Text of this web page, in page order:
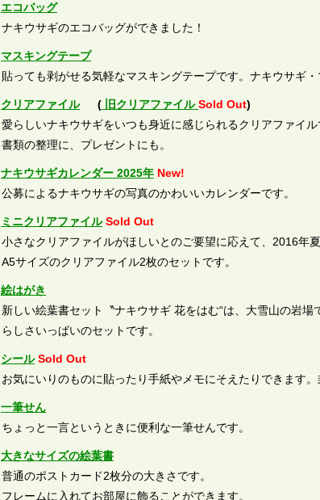
エコバッグ
ナキウサギのエコバッグができました！
マスキングテープ
貼っても剥がせる気軽なマスキングテープです。ナキウサギ・
クリアファイル( 旧クリアファイルSold Out)
愛らしいナキウサギをいつも身近に感じられるクリアファイル
書類の整理に、プレゼントにも。
ナキウサギカレンダー 2025年 New!
公募によるナキウサギの写真のかわいいカレンダーです。
ミニクリアファイル Sold Out
小さなクリアファイルがほしいとのご要望に応えて、2016年夏
A5サイズのクリアファイル2枚のセットです。
絵はがき
新しい絵葉書セット〝ナキウサギ 花をはむ“は、大雪山の岩
らしさいっぱいのセットです。
シール Sold Out
お気にいりのものに貼ったり手紙やメモにそえたりできます。
一筆せん
ちょっと一言というときに便利な一筆せんです。
大きなサイズの絵葉書
普通のポストカード2枚分の大きさです。
フレームに入れてお部屋に飾ることができます。